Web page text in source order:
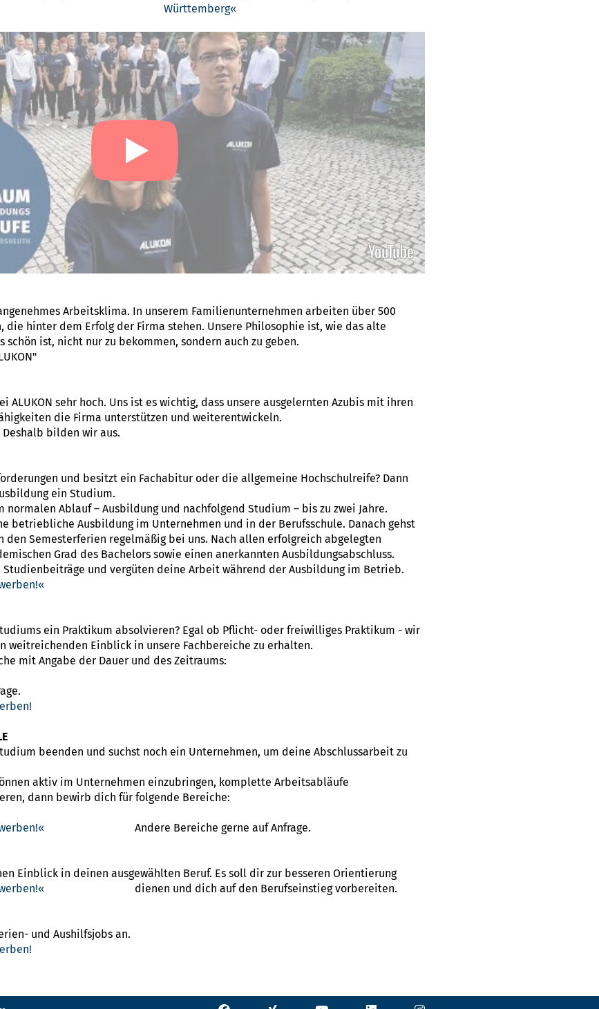
Württemberg
Arbeitsklima. In unserem Familienunternehmen arbeiten über 500
hinter dem Erfolg der Firma stehen. Unsere Philosophie ist, wie das alte
schön ist, nicht nur zu bekommen, sondern auch zu geben.
ALUKON sehr hoch. Uns ist es wichtig, dass unsere ausgelernten Azubis mit ihren
die Firma unterstützen und weiterentwickeln.
bilden wir aus.
und besitzt ein Fachabitur oder die allgemeine Hochschulreife? Dann
ein Studium.
normalen Ablauf – Ausbildung und nachfolgend Studium – bis zu zwei Jahre.
betriebliche Ausbildung im Unternehmen und in der Berufsschule. Danach gehst
Semesterferien regelmäßig bei uns. Nach allen erfolgreich abgelegten
Grad des Bachelors sowie einen anerkannten Ausbildungsabschluss.
und vergüten deine Arbeit während der Ausbildung im Betrieb.
ein Praktikum absolvieren? Egal ob Pflicht- oder freiwilliges Praktikum - wir
weitreichenden Einblick in unsere Fachbereiche zu erhalten.
mit Angabe der Dauer und des Zeitraums:
beenden und suchst noch ein Unternehmen, um deine Abschlussarbeit zu
aktiv im Unternehmen einzubringen, komplette Arbeitsabläufe
dann bewirb dich für folgende Bereiche:
Andere Bereiche gerne auf Anfrage.
Einblick in deinen ausgewählten Beruf. Es soll dir zur besseren Orientierung
dienen und dich auf den Berufseinstieg vorbereiten.
und Aushilfsjobs an.